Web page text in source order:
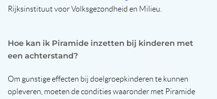
Rijksinstituut voor Volksgezondheid en Milieu.
Hoe kan ik Piramide inzetten bij kinderen met
een achterstand?
Om gunstige effecten bij doelgroepkinderen te kunnen
opleveren, moeten de condities waaronder met Piramide